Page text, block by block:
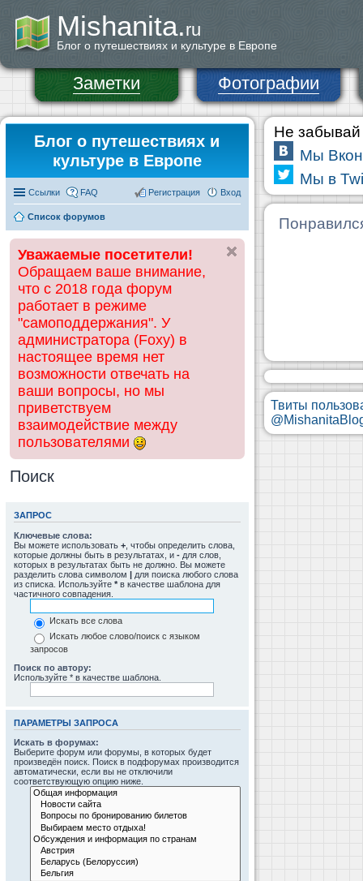
Mishanita.ru
Блог о путешествиях и культуре в Европе
Заметки Фотографии
Блог о путешествиях и
культуре в Европе
Ссылки FAQ Вход
Регистрация
Список форумов
Уважаемые посетители!
Обращаем ваше внимание,
что с 2018 года форум
работает в режиме
"самоподдержания". У
администратора (Foxy) в
настоящее время нет
возможности отвечать на
ваши вопросы, но мы
приветствуем
взаимодействие между
пользователями
Поиск
ЗАПРОС
Ключевые слова:
Вы можете использовать + , чтобы определить слова,
которые должны быть в результатах, и - для слов,
которых в результатах быть не должно. Вы можете
разделить слова символом | для поиска любого слова
из списка. Используйте * в качестве шаблона для
частичного совпадения.
Искать все слова
Искать любое слово/поиск с языком
запросов
Поиск по автору:
Используйте * в качестве шаблона.
ПАРАМЕТРЫ ЗАПРОСА
Искать в форумах:
Выберите форум или форумы, в которых будет
произведён поиск. Поиск в подфорумах производится
автоматически, если вы не отключили
соответствующую опцию ниже.
Не забывай
Мы
Мы в
Твиты